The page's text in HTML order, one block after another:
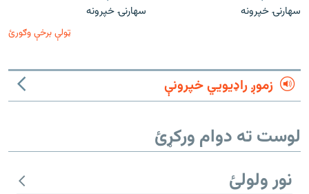
سهارنۍ خپرونه سهارنۍ خپرونه
ټولې برخې وګورئ
زموږ راډیويي خپرونې
لوست ته دوام ورکړئ
نور ولولئ